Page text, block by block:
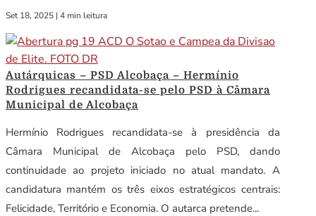
Set 18, 2025 | 4 min leitura
Autárquicas – PSD Alcobaça – Hermínio
Rodrigues recandidata-se pelo PSD à Câmara
Municipal de Alcobaça
Hermínio Rodrigues recandidata-se à presidência da
Câmara Municipal de Alcobaça pelo PSD, dando
continuidade ao projeto iniciado no atual mandato. A
candidatura mantém os três eixos estratégicos centrais:
Felicidade, Território e Economia. O autarca pretende...